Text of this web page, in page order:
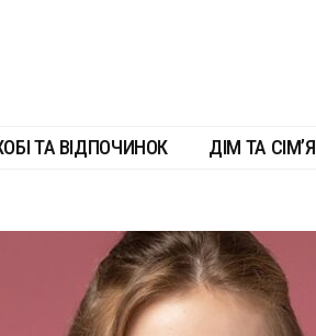
ТА ВІДПОЧИНОК ДІМ ТА СІМ’Я